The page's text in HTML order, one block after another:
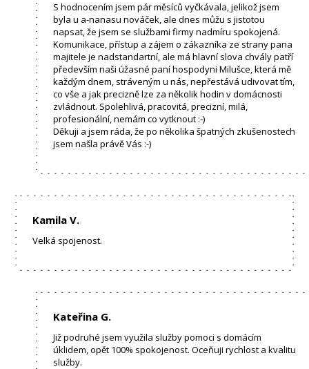
S hodnocením jsem pár měsíců vyčkávala, jelikož jsem
byla u a-nanasu nováček, ale dnes můžu s jistotou
napsat, že jsem se službami firmy nadmíru spokojená.
Komunikace, přístup a zájem o zákazníka ze strany pana
majitele je nadstandartní, ale má hlavní slova chvály patří
především naši úžasné paní hospodyni Milušce, která mě
každým dnem, stráveným u nás, nepřestává udivovat tím,
co vše a jak precizně lze za několik hodin v domácnosti
zvládnout. Spolehlivá, pracovitá, precizní, milá,
profesionální, nemám co vytknout :-)
Děkuji a jsem ráda, že po několika špatných zkušenostech
jsem našla právě Vás :-)
Kamila V.
Velká spojenost.
Kateřina G.
Již podruhé jsem využila služby pomoci s domácím
úklidem, opět 100% spokojenost. Oceňuji rychlost a kvalitu
služby.